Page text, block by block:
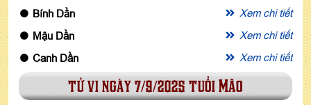
Bính Dần
Xem chi tiết
Mậu Dần
Xem chi tiết
Canh Dần
Xem chi tiết
tử vi ngày 7/9/2025 tuổi Mão